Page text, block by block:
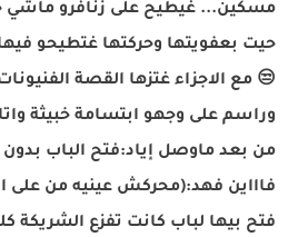
مسكين... غيطيح على زنافرو ماشي
حيت بعفويتها وحركتها غتطيحو
😒 مع الاجزاء غتزها القصة
وراسم على وجهو ابتسامة خبيثة
من بعد ماوصل إياد:فتح الباب بدون
فاااين فهد:(محركش عينيه من على
فتح بيها لباب كانت تفزع الشريكة